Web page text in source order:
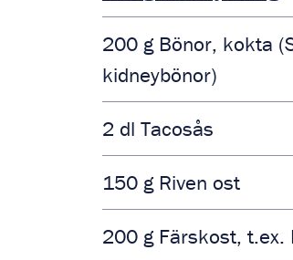
200 g Bönor, kokta
kidneybönor)
2 dl Tacosås
150 g Riven ost
200 g Färskost, t.ex.